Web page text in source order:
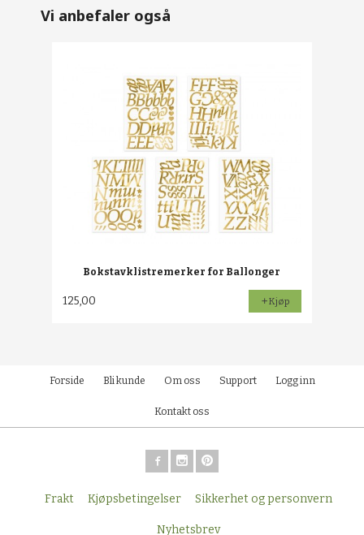
Vi anbefaler også
Bokstavklistremerker for Ballonger
125,00 Kjøp
Forside Bli kunde Om oss Support Logg inn
Kontakt oss
Frakt Kjøpsbetingelser Sikkerhet og personvern
Nyhetsbrev